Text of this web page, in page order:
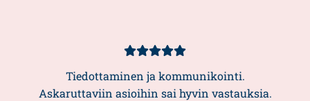
Asiakasarvio
Tiedottaminen ja kommunikointi.
Askaruttaviin asioihin sai hyvin vastauksia.